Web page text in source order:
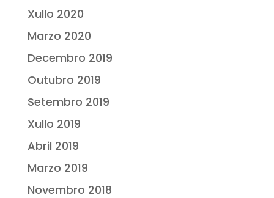
Xullo 2020
Marzo 2020
Decembro 2019
Outubro 2019
Setembro 2019
Xullo 2019
Abril 2019
Marzo 2019
Novembro 2018